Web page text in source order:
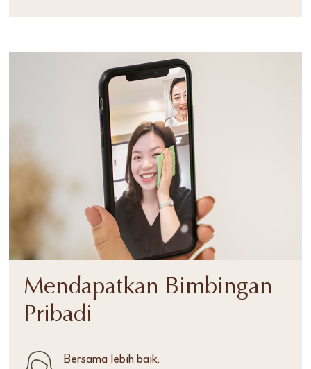
Mendapatkan Bimbingan
Pribadi
Bersama lebih baik.